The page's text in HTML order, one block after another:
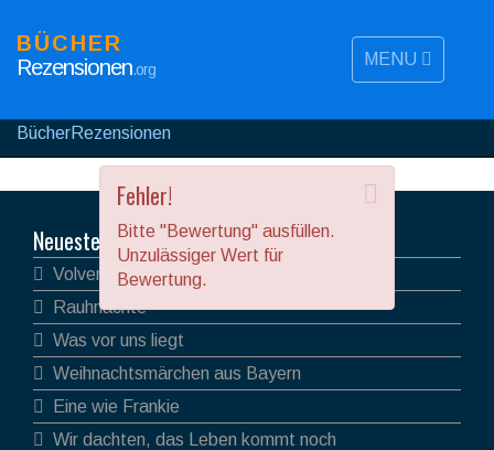
Fehler!
Bitte "Bewertung" ausfüllen.
Unzulässiger Wert für
Bewertung.
MENU
BÜCHER
Rezensionen.org
BücherRezensionen
Neueste Rezensionen
Volver
Rauhnächte
Was vor uns liegt
Weihnachtsmärchen aus Bayern
Eine wie Frankie
Wir dachten, das Leben kommt noch